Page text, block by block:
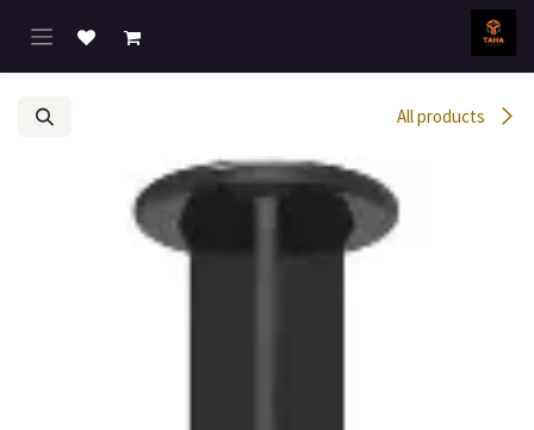
تخطي للذهاب إلى المحتوى
All products